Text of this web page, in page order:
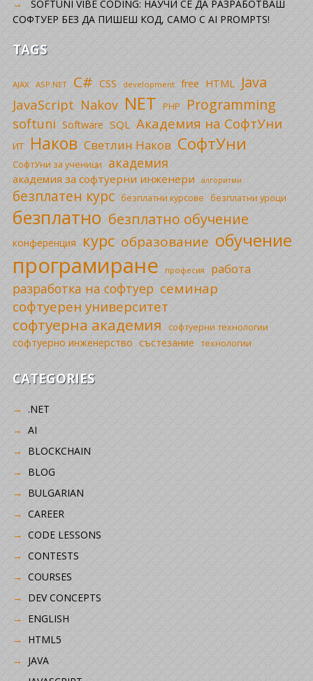
SOFTUNI VIBE CODING: НАУЧИ СЕ ДА РАЗРАБОТВАШ
СОФТУЕР БЕЗ ДА ПИШЕШ КОД, САМО С AI PROMPTS!
TAGS
AJAX ASP.NET C# CSS development free HTML Java
JavaScript Nakov NET PHP Programming
softuni Software SQL Академия на СофтУни
ИТ Наков Светлин Наков СофтУни
СофтУни за ученици академия
академия за софтуерни инженери алгоритми
безплатен курс безплатни курсове безплатни уроци
безплатно безплатно обучение
конференция курс образование обучение
програмиране професия работа
разработка на софтуер семинар
софтуерен университет
софтуерна академия софтуерни технологии
софтуерно инженерство състезание технологии
CATEGORIES
.NET
AI
BLOCKCHAIN
BLOG
BULGARIAN
CAREER
CODE LESSONS
CONTESTS
COURSES
DEV CONCEPTS
ENGLISH
HTML5
JAVA